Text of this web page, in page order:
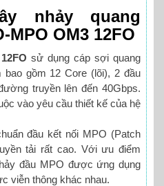
nhảy quang
MPO OM3 12FO
sử dụng cáp sợi quang
bao gồm 12 Core (lõi), 2 đầu
truyền lên đến 40Gbps.
vào yêu cầu thiết kế của hệ
đầu kết nối MPO (Patch
tải rất cao. Với ưu điểm
đầu MPO được ứng dụng
viễn thông khác nhau.